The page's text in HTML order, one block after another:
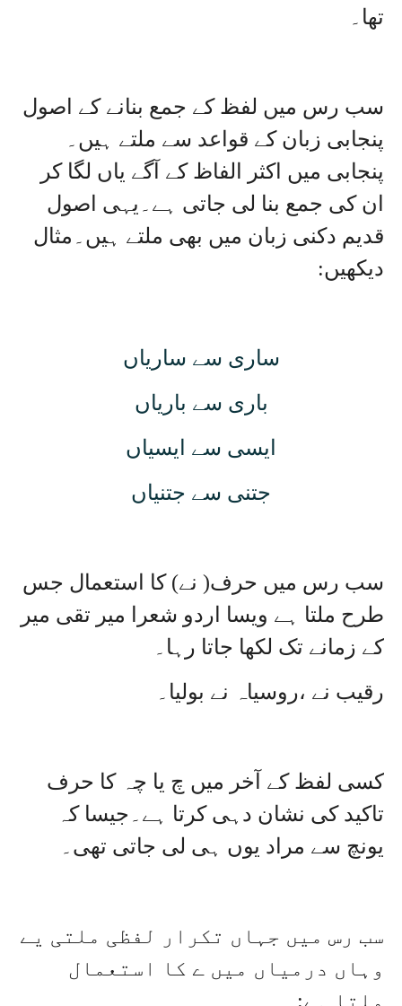
تھا۔
سب رس میں لفظ کے جمع بنانے کے اصول
پنجابی زبان کے قواعد سے ملتے ہیں۔
پنجابی میں اکثر الفاظ کے آگے یاں لگا کر
ان کی جمع بنا لی جاتی ہے۔یہی اصول
قدیم دکنی زبان میں بھی ملتے ہیں۔مثال
دیکھیں:
ساری سے ساریاں
باری سے باریاں
ایسی سے ایسیاں
جتنی سے جتنیاں
سب رس میں حرف( نے) کا استعمال جس
طرح ملتا ہے ویسا اردو شعرا میر تقی میر
کے زمانے تک لکھا جاتا رہا۔
رقیب نے ،روسیاہ نے بولیا۔
کسی لفظ کے آخر میں چ یا چہ کا حرف
تاکید کی نشان دہی کرتا ہے۔جیسا کہ
یونچ سے مراد یوں ہی لی جاتی تھی۔
سب رس میں جہاں تکرار لفظی ملتی یے
وہاں درمیاں میں ے کا استعمال
ملتا ہے: